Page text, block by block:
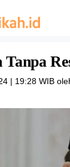
| 19:28 WIB